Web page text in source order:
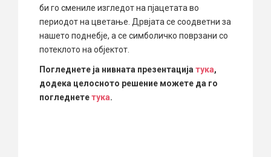
би го смениле изгледот на пјацетата во
периодот на цветање. Дрвјата се соодветни за
нашето поднебје, а се симболичко поврзани со
потеклото на објектот.
Погледнете ја нивната презентацијатука,
додека целосното решение можете да го
погледнететука.